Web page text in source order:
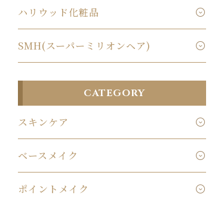
ハリウッド化粧品
SMH(スーパーミリオンヘア)
CATEGORY
スキンケア
ベースメイク
ポイントメイク